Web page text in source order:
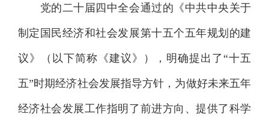
党的二十届四中全会通过的《中共中央关于
制定国民经济和社会发展第十五个五年规划的建
议》（以下简称《建议》），明确提出了“十五
五”时期经济社会发展指导方针，为做好未来五年
经济社会发展工作指明了前进方向、提供了科学